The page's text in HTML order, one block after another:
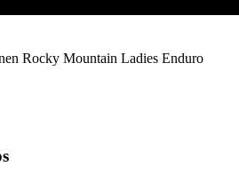
Rocky Mountain Ladies Enduro